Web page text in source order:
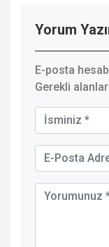
Yorum
E-posta
Gerekli alanlar